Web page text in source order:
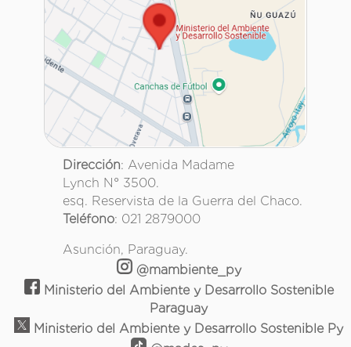
Dirección: Avenida Madame
Lynch N° 3500.
esq. Reservista de la Guerra del Chaco.
Teléfono: 021 2879000
Asunción, Paraguay.
@mambiente_py
Ministerio del Ambiente y Desarrollo Sostenible
Paraguay
Ministerio del Ambiente y Desarrollo Sostenible Py